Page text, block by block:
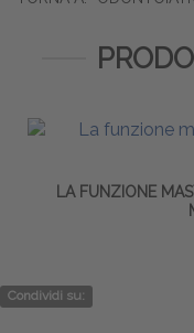
LA FUNZIONE
Condividi su: